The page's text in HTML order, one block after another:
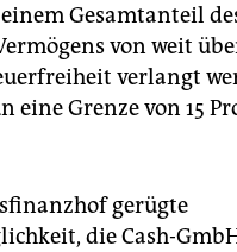
Gesamtanteil
von weit
verlangt
eine Grenze von 15
gerügte
die Cash-